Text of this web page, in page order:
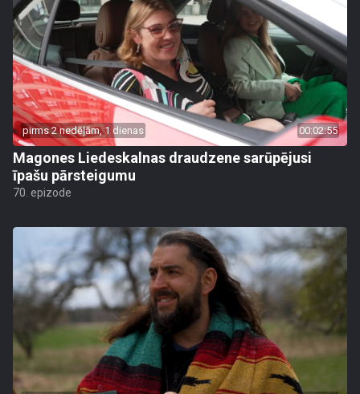
pirms 2 nedēļām, 1 dienas 00:02:55
Magones Liedeskalnas draudzene sarūpējusi
īpašu pārsteigumu
70. epizode